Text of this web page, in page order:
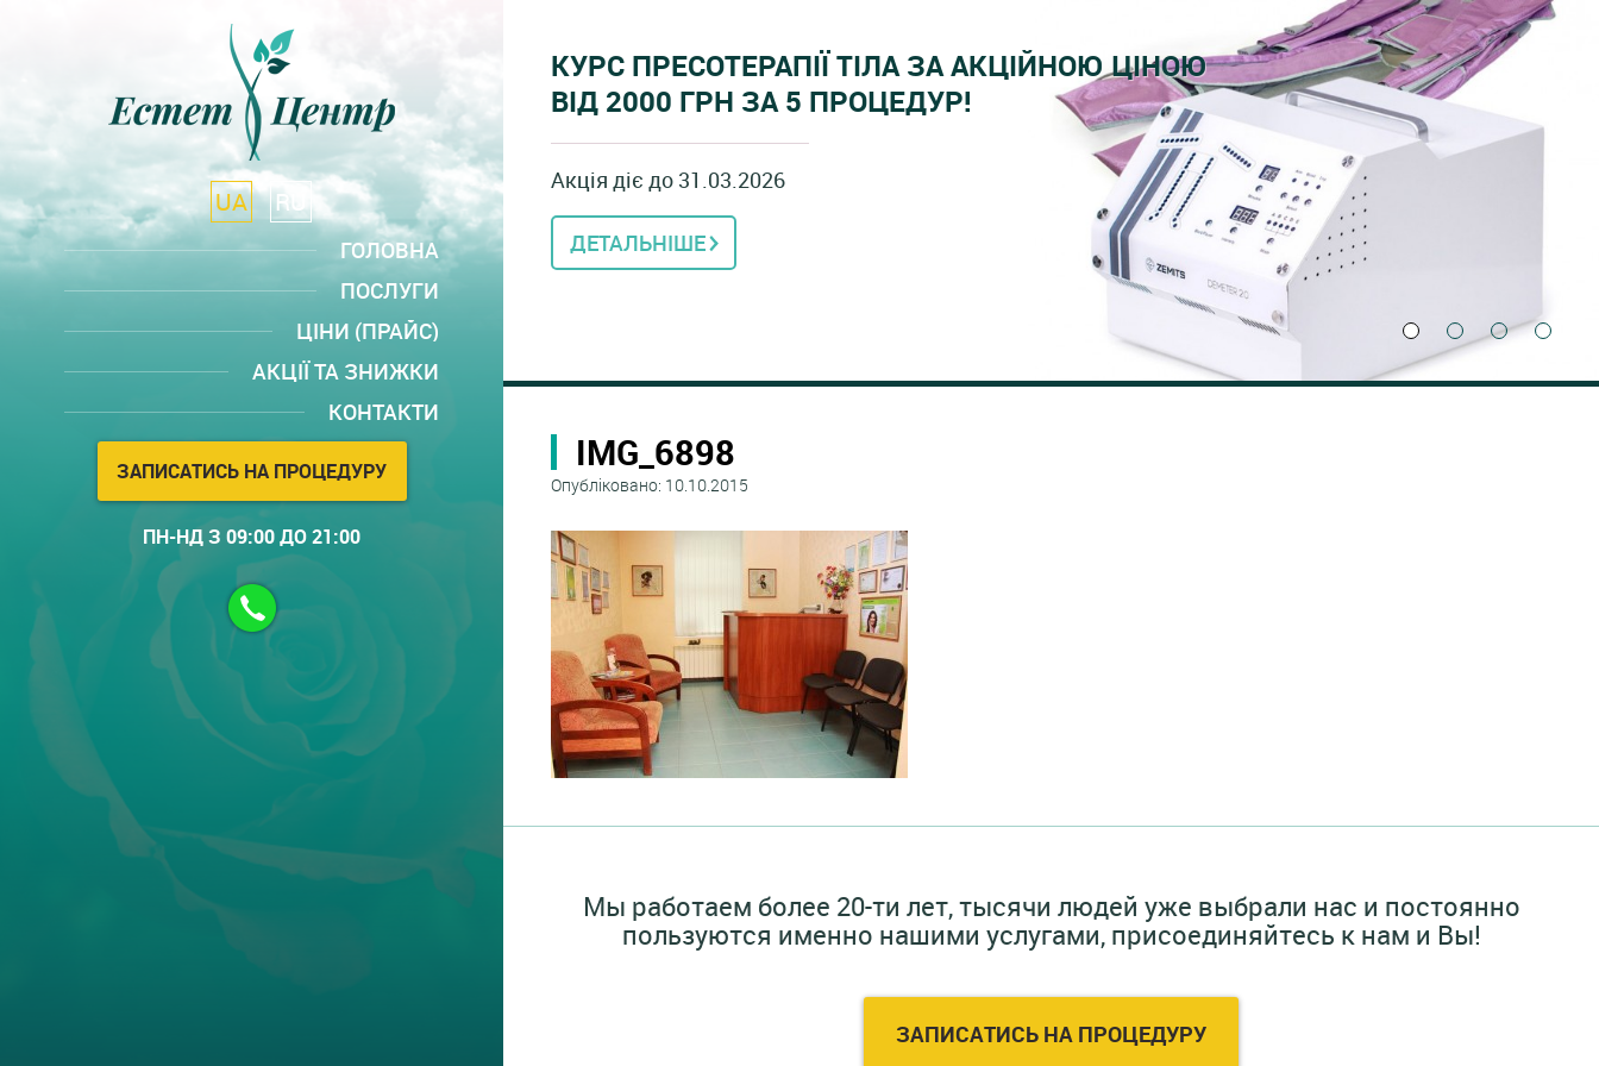
UA RU
ГОЛОВНА
ПОСЛУГИ
ЦІНИ (ПРАЙС)
АКЦІЇ ТА ЗНИЖКИ
КОНТАКТИ
ЗАПИСАТИСЬ НА ПРОЦЕДУРУ
ПН-НД З 09:00 ДО 21:00
КУРС ПРЕСОТЕРАПІЇ ТІЛА ЗА АКЦІЙНОЮ ЦІНОЮ
ВІД 2000 ГРН ЗА 5 ПРОЦЕДУР!
Акція діє до 31.03.2026
ДЕТАЛЬНІШЕ
IMG_6898
Опубліковано: 10.10.2015
Мы работаем более 20-ти лет, тысячи людей уже выбрали нас и постоянно
пользуются именно нашими услугами, присоединяйтесь к нам и Вы!
ЗАПИСАТИСЬ НА ПРОЦЕДУРУ